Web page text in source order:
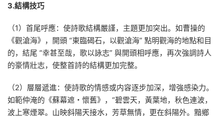
3.結構技巧
（1）首尾呼應：使詩歌結構嚴謹，主題更加突出。如曹操的
《觀滄海》，開頭 “東臨碣石，以觀滄海” 點明觀海的地點和目
的，結尾 “幸甚至哉，歌以詠志” 與開頭相呼應，再次強調詩人
的豪情壯志，使整首詩的結構更加完整。
（2）層層遞進：使詩歌的情感或内容逐步加深，增強感染力。
如範仲淹的《蘇幕遮・懷舊》，“碧雲天，黃葉地，秋色連波，
波上寒煙翠。山映斜陽天接水，芳草無情，更在斜陽外。黯鄉